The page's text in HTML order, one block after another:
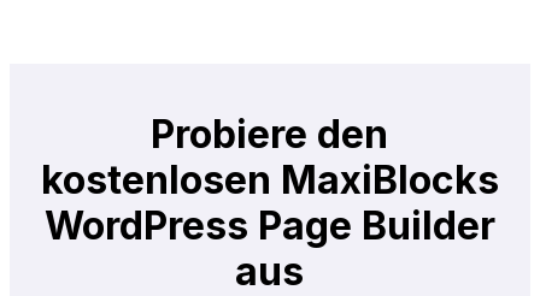
Probiere den
kostenlosen MaxiBlocks
WordPress Page Builder
aus